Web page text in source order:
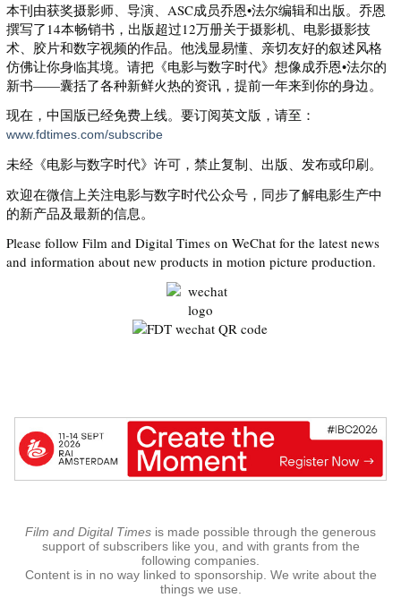
本刊由获奖摄影师、导演、ASC成员乔恩•法尔编辑和出版。乔恩
撰写了14本畅销书，出版超过12万册关于摄影机、电影摄影技
术、胶片和数字视频的作品。他浅显易懂、亲切友好的叙述风格
仿佛让你身临其境。请把《电影与数字时代》想像成乔恩•法尔的
新书——囊括了各种新鲜火热的资讯，提前一年来到你的身边。
现在，中国版已经免费上线。要订阅英文版，请至：
www.fdtimes.com/subscribe
未经《电影与数字时代》许可，禁止复制、出版、发布或印刷。
欢迎在微信上关注电影与数字时代公众号，同步了解电影生产中
的新产品及最新的信息。
Please follow Film and Digital Times on WeChat for the latest news
and information about new products in motion picture production.
Film and Digital Times is made possible through the generous
support of subscribers like you, and with grants from the
following companies.
Content is in no way linked to sponsorship. We write about the
things we use.